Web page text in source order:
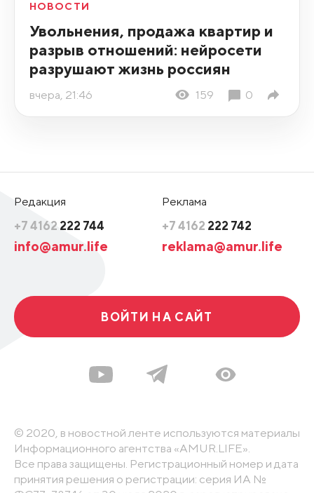
НОВОСТИ
Увольнения, продажа квартир и
разрыв отношений: нейросети
разрушают жизнь россиян
вчера, 21:46 159 0
Редакция
+7 4162 222 744
info@amur.life
Реклама
+7 4162 222 742
reklama@amur.life
ВОЙТИ НА САЙТ
© 2020, в новостной ленте используются материалы
Информационного агентства «AMUR.LIFE».
Все права защищены. Регистрационный номер и дата
принятия решения о регистрации: серия ИА №